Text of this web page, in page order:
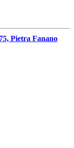
Pietra Fanano